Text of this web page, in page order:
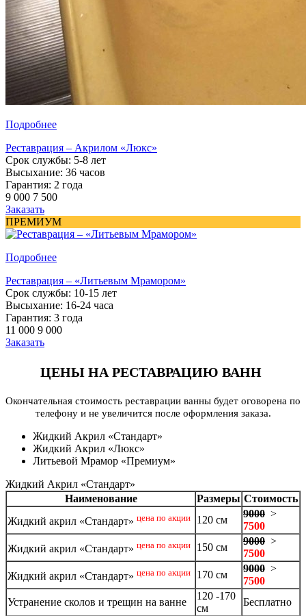
Подробнее
Реставрация – Акрилом «Люкс»
Срок службы: 5-8 лет
Высыхание: 36 часов
Гарантия: 2 года
9 000 7 500
Заказать
ПРЕМИУМ
Подробнее
Реставрация – «Литьевым Мрамором»
Срок службы: 10-15 лет
Высыхание: 16-24 часа
Гарантия: 3 года
11 000 9 000
Заказать
ЦЕНЫ НА РЕСТАВРАЦИЮ ВАНН
Окончательная стоимость реставрации ванны будет оговорена по
телефону и не увеличится после оформления заказа.
Жидкий Акрил «Стандарт»
Жидкий Акрил «Люкс»
Литьевой Мрамор «Премиум»
Жидкий Акрил «Стандарт»
Наименование
Размеры Стоимость
Жидкий акрил «Стандарт» цена по акции 120 см
9000 >
7500
Жидкий акрил «Стандарт» цена по акции 150 см
9000 >
7500
Жидкий акрил «Стандарт» цена по акции 170 см
9000 >
7500
Устранение сколов и трещин на ванне
120 -170
см
Бесплатно